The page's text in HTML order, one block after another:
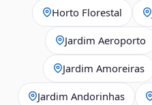
Horto Florestal
Jardim Aeroporto
Jardim Amoreiras
Jardim Andorinhas